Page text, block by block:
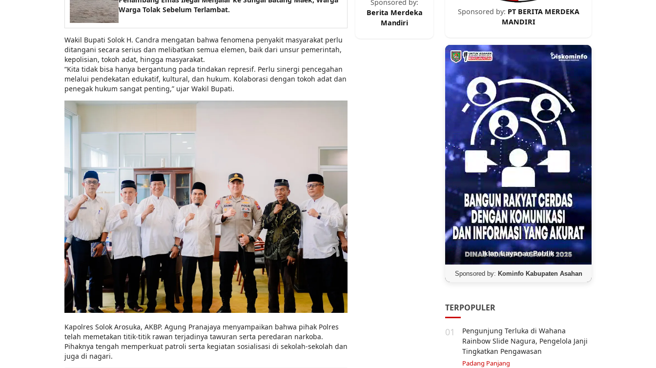
Warga Tolak Sebelum Terlambat.
Wakil Bupati Solok H. Candra mengatan bahwa fenomena penyakit masyarakat perlu
ditangani secara serius dan melibatkan semua elemen, baik dari unsur pemerintah,
kepolisian, tokoh adat, hingga masyarakat.
“Kita tidak bisa hanya bergantung pada tindakan represif. Perlu sinergi pencegahan
melalui pendekatan edukatif, kultural, dan hukum. Kolaborasi dengan tokoh adat dan
penegak hukum sangat penting,” ujar Wakil Bupati.
Kapolres Solok Arosuka, AKBP. Agung Pranajaya menyampaikan bahwa pihak Polres
telah memetakan titik-titik rawan terjadinya tawuran serta peredaran narkoba.
Pihaknya tengah memperkuat patroli serta kegiatan sosialisasi di sekolah-sekolah dan
juga di nagari.
Sponsored by:
Berita Merdeka
Mandiri
Sponsored by: PT BERITA MERDEKA
MANDIRI
Iklan Layanan Publik
Sponsored by: Kominfo Kabupaten Asahan
TERPOPULER
01
Pengunjung Terluka di Wahana
Rainbow Slide Nagura, Pengelola Janji
Tingkatkan Pengawasan
Padang Panjang